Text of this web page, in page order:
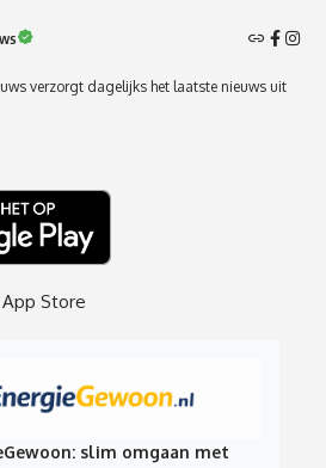
verzorgt dagelijks het laatste nieuws uit
slim omgaan met